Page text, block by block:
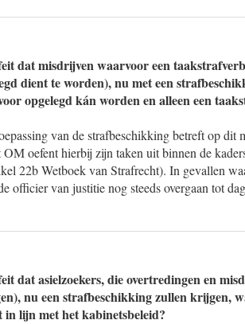
dat misdrijven waarvoor een
dient te worden), nu met een
opgelegd kán worden en alleen een
van de strafbeschikking betreft op dit
oefent hierbij zijn taken uit binnen de
22b Wetboek van Strafrecht). In gevallen
officier van justitie nog steeds overgaan tot
dat asielzoekers, die overtredingen en
nu een strafbeschikking zullen krijgen,
lijn met het kabinetsbeleid?